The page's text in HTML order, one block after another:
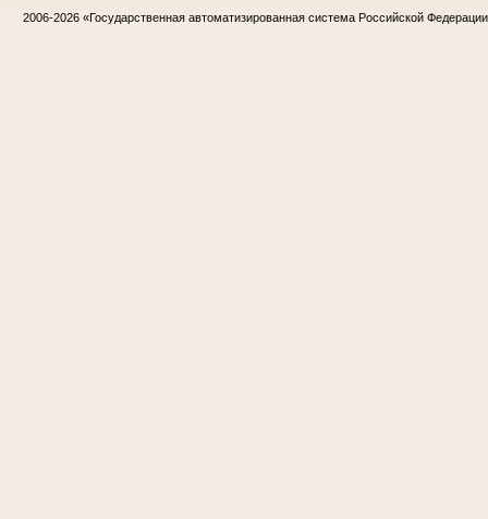
2006-2026 «Государственная автоматизированная система Российской